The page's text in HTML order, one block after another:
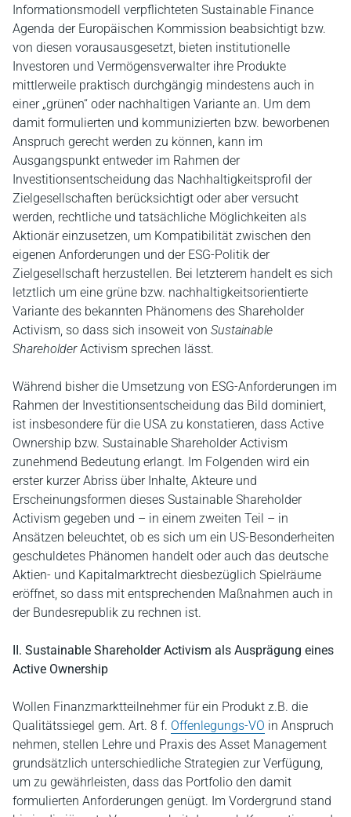
Informationsmodell verpflichteten Sustainable Finance
Agenda der Europäischen Kommission beabsichtigt bzw.
von diesen vorausausgesetzt, bieten institutionelle
Investoren und Vermögensverwalter ihre Produkte
mittlerweile praktisch durchgängig mindestens auch in
einer „grünen“ oder nachhaltigen Variante an. Um dem
damit formulierten und kommunizierten bzw. beworbenen
Anspruch gerecht werden zu können, kann im
Ausgangspunkt entweder im Rahmen der
Investitionsentscheidung das Nachhaltigkeitsprofil der
Zielgesellschaften berücksichtigt oder aber versucht
werden, rechtliche und tatsächliche Möglichkeiten als
Aktionär einzusetzen, um Kompatibilität zwischen den
eigenen Anforderungen und der ESG-Politik der
Zielgesellschaft herzustellen. Bei letzterem handelt es sich
letztlich um eine grüne bzw. nachhaltigkeitsorientierte
Variante des bekannten Phänomens des Shareholder
Activism, so dass sich insoweit von Sustainable
ShareholderActivism sprechen lässt.
Während bisher die Umsetzung von ESG-Anforderungen im
Rahmen der Investitionsentscheidung das Bild dominiert,
ist insbesondere für die USA zu konstatieren, dass Active
Ownership bzw. Sustainable Shareholder Activism
zunehmend Bedeutung erlangt. Im Folgenden wird ein
erster kurzer Abriss über Inhalte, Akteure und
Erscheinungsformen dieses Sustainable Shareholder
Activism gegeben und – in einem zweiten Teil – in
Ansätzen beleuchtet, ob es sich um ein US-Besonderheiten
geschuldetes Phänomen handelt oder auch das deutsche
Aktien- und Kapitalmarktrecht diesbezüglich Spielräume
eröffnet, so dass mit entsprechenden Maßnahmen auch in
der Bundesrepublik zu rechnen ist.
II. Sustainable Shareholder Activism als Ausprägung eines
Active Ownership
Wollen Finanzmarktteilnehmer für ein Produkt z.B. die
Qualitätssiegel gem. Art. 8 f. Offenlegungs-VO in Anspruch
nehmen, stellen Lehre und Praxis des Asset Management
grundsätzlich unterschiedliche Strategien zur Verfügung,
um zu gewährleisten, dass das Portfolio den damit
formulierten Anforderungen genügt. Im Vordergrund stand